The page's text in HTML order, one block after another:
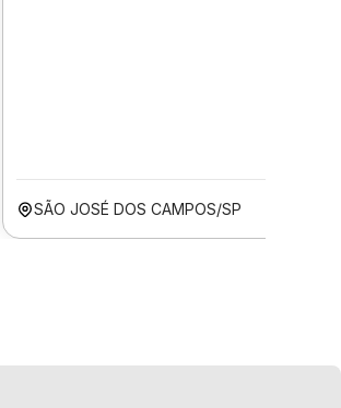
SÃO JOSÉ DOS CAMPOS/SP